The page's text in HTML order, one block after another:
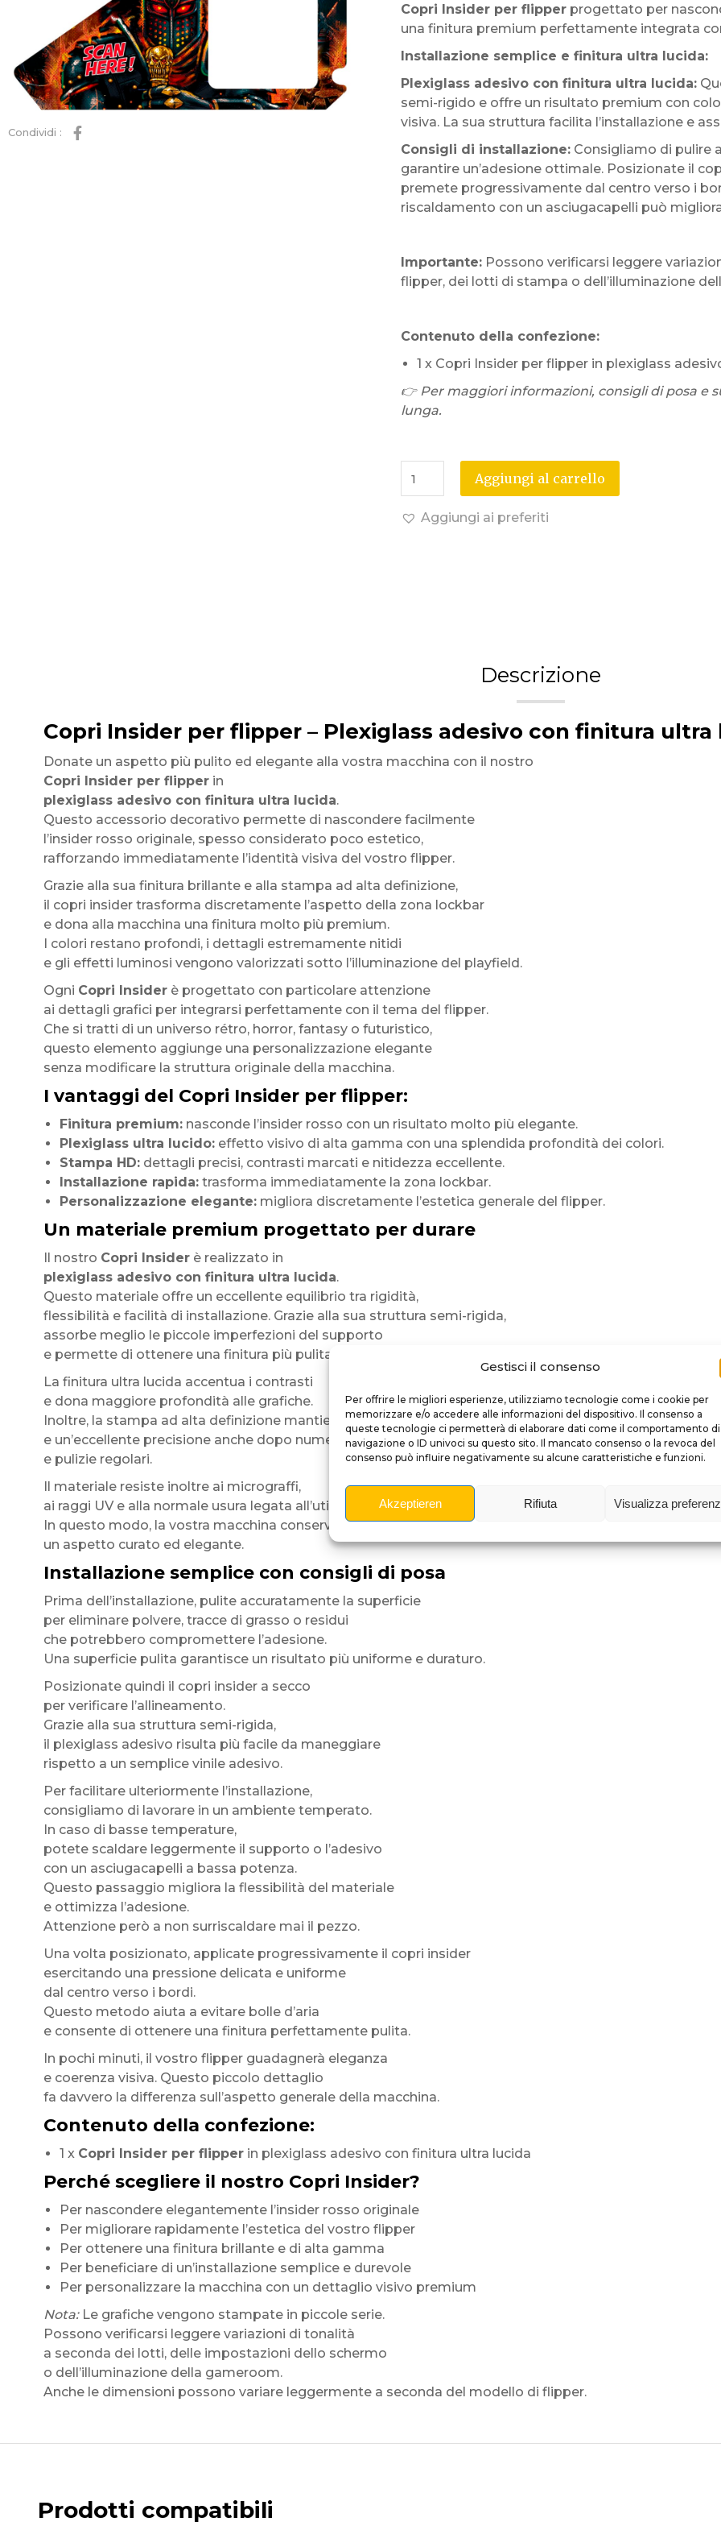
Gestisci il consenso
Per offrire le migliori esperienze, utilizziamo tecnologie come i cookie per
memorizzare e/o accedere alle informazioni del dispositivo. Il consenso a
queste tecnologie ci permetterà di elaborare dati come il comportamento di
navigazione o ID univoci su questo sito. Il mancato consenso o la revoca del
consenso può influire negativamente su alcune caratteristiche e funzioni.
Akzeptieren Rifiuta Visualizza
Condividi :
Copri Insider per flipperprogettato per
una finitura premium perfettamente integrata
Installazione semplice e finitura ultra lucida:
Plexiglass adesivo con finitura ultra lucida:
semi-rigido e offre un risultato premium con
visiva. La sua struttura facilita l’installazione e
Consigli di installazione:Consigliamo di pulire
garantire un’adesione ottimale. Posizionate il
premete progressivamente dal centro verso i
riscaldamento con un asciugacapelli può
Importante:Possono verificarsi leggere
flipper, dei lotti di stampa o dell’illuminazione
Contenuto della confezione:
1 x Copri Insider per flipper in plexiglass
👉 Per maggiori informazioni, consigli di posa e
lunga.
Aggiungi al carrello
Aggiungi ai preferiti
Descrizione
Copri Insider per flipper – Plexiglass adesivo con finitura ultra
Donate un aspetto più pulito ed elegante alla vostra macchina con il nostro
Copri Insider per flipperin
plexiglass adesivo con finitura ultra lucida.
Questo accessorio decorativo permette di nascondere facilmente
l’insider rosso originale, spesso considerato poco estetico,
rafforzando immediatamente l’identità visiva del vostro flipper.
Grazie alla sua finitura brillante e alla stampa ad alta definizione,
il copri insider trasforma discretamente l’aspetto della zona lockbar
e dona alla macchina una finitura molto più premium.
I colori restano profondi, i dettagli estremamente nitidi
e gli effetti luminosi vengono valorizzati sotto l’illuminazione del playfield.
Ogni Copri Insiderè progettato con particolare attenzione
ai dettagli grafici per integrarsi perfettamente con il tema del flipper.
Che si tratti di un universo rétro, horror, fantasy o futuristico,
questo elemento aggiunge una personalizzazione elegante
senza modificare la struttura originale della macchina.
I vantaggi del Copri Insider per flipper:
Finitura premium:nasconde l’insider rosso con un risultato molto più elegante.
Plexiglass ultra lucido:effetto visivo di alta gamma con una splendida profondità dei colori.
Stampa HD:dettagli precisi, contrasti marcati e nitidezza eccellente.
Installazione rapida:trasforma immediatamente la zona lockbar.
Personalizzazione elegante:migliora discretamente l’estetica generale del flipper.
Un materiale premium progettato per durare
Il nostro Copri Insiderè realizzato in
plexiglass adesivo con finitura ultra lucida.
Questo materiale offre un eccellente equilibrio tra rigidità,
flessibilità e facilità di installazione. Grazie alla sua struttura semi-rigida,
assorbe meglio le piccole imperfezioni del supporto
e permette di ottenere una finitura più pulita e uniforme.
La finitura ultra lucida accentua i contrasti
e dona maggiore profondità alle grafiche.
Inoltre, la stampa ad alta definizione mantiene colori brillanti
e un’eccellente precisione anche dopo numerose partite
e pulizie regolari.
Il materiale resiste inoltre ai micrograffi,
ai raggi UV e alla normale usura legata all’utilizzo del flipper.
In questo modo, la vostra macchina conserva a lungo
un aspetto curato ed elegante.
Installazione semplice con consigli di posa
Prima dell’installazione, pulite accuratamente la superficie
per eliminare polvere, tracce di grasso o residui
che potrebbero compromettere l’adesione.
Una superficie pulita garantisce un risultato più uniforme e duraturo.
Posizionate quindi il copri insider a secco
per verificare l’allineamento.
Grazie alla sua struttura semi-rigida,
il plexiglass adesivo risulta più facile da maneggiare
rispetto a un semplice vinile adesivo.
Per facilitare ulteriormente l’installazione,
consigliamo di lavorare in un ambiente temperato.
In caso di basse temperature,
potete scaldare leggermente il supporto o l’adesivo
con un asciugacapelli a bassa potenza.
Questo passaggio migliora la flessibilità del materiale
e ottimizza l’adesione.
Attenzione però a non surriscaldare mai il pezzo.
Una volta posizionato, applicate progressivamente il copri insider
esercitando una pressione delicata e uniforme
dal centro verso i bordi.
Questo metodo aiuta a evitare bolle d’aria
e consente di ottenere una finitura perfettamente pulita.
In pochi minuti, il vostro flipper guadagnerà eleganza
e coerenza visiva. Questo piccolo dettaglio
fa davvero la differenza sull’aspetto generale della macchina.
Contenuto della confezione:
1 x Copri Insider per flipperin plexiglass adesivo con finitura ultra lucida
Perché scegliere il nostro Copri Insider?
Per nascondere elegantemente l’insider rosso originale
Per migliorare rapidamente l’estetica del vostro flipper
Per ottenere una finitura brillante e di alta gamma
Per beneficiare di un’installazione semplice e durevole
Per personalizzare la macchina con un dettaglio visivo premium
Nota:Le grafiche vengono stampate in piccole serie.
Possono verificarsi leggere variazioni di tonalità
a seconda dei lotti, delle impostazioni dello schermo
o dell’illuminazione della gameroom.
Anche le dimensioni possono variare leggermente a seconda del modello di flipper.
Prodotti compatibili